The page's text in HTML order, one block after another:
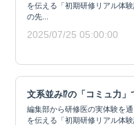
を伝える「初期研修リアル体
の先...
2025/07/25 05:00:00
文系並み⁉の「コミュ力」
編集部から研修医の実体験を
を伝える「初期研修リアル体